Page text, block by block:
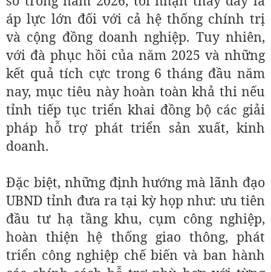
áp lực lớn đối với cả hệ thống chính trị
và cộng đồng doanh nghiệp. Tuy nhiên,
với đà phục hồi của năm 2025 và những
kết quả tích cực trong 6 tháng đầu năm
nay, mục tiêu này hoàn toàn khả thi nếu
tỉnh tiếp tục triển khai đồng bộ các giải
pháp hỗ trợ phát triển sản xuất, kinh
doanh.
Đặc biệt, những định hướng mà lãnh đạo
UBND tỉnh đưa ra tại kỳ họp như: ưu tiên
đầu tư hạ tầng khu, cụm công nghiệp,
hoàn thiện hệ thống giao thông, phát
triển công nghiệp chế biến và ban hành